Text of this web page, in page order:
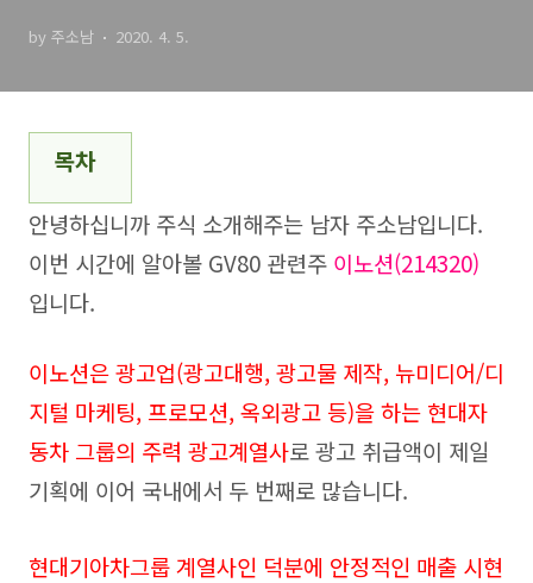
by 주소남 2020. 4. 5.
목차
안녕하십니까 주식 소개해주는 남자 주소남입니다.
이번 시간에 알아볼 GV80 관련주 이노션(214320)
입니다.
이노션은 광고업(광고대행, 광고물 제작, 뉴미디어/디
지털 마케팅, 프로모션, 옥외광고 등)을 하는 현대자
동차 그룹의 주력 광고계열사로 광고 취급액이 제일
기획에 이어 국내에서 두 번째로 많습니다.
현대기아차그룹 계열사인 덕분에 안정적인 매출 시현